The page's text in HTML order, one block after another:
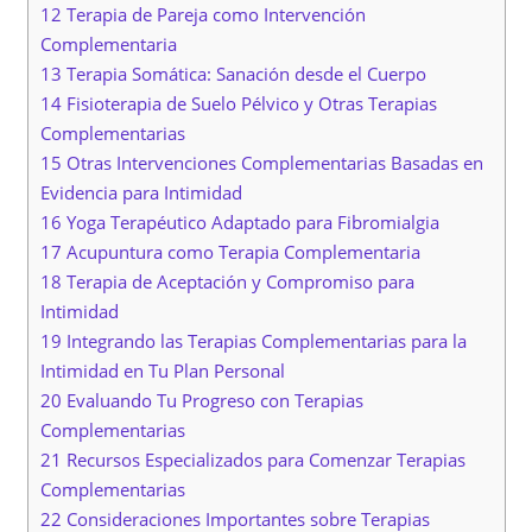
12 Terapia de Pareja como Intervención
Complementaria
13 Terapia Somática: Sanación desde el Cuerpo
14 Fisioterapia de Suelo Pélvico y Otras Terapias
Complementarias
15 Otras Intervenciones Complementarias Basadas en
Evidencia para Intimidad
16 Yoga Terapéutico Adaptado para Fibromialgia
17 Acupuntura como Terapia Complementaria
18 Terapia de Aceptación y Compromiso para
Intimidad
19 Integrando las Terapias Complementarias para la
Intimidad en Tu Plan Personal
20 Evaluando Tu Progreso con Terapias
Complementarias
21 Recursos Especializados para Comenzar Terapias
Complementarias
22 Consideraciones Importantes sobre Terapias